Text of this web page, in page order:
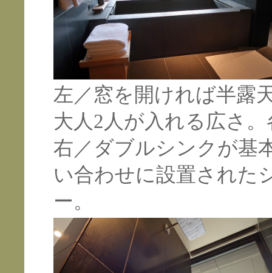
左／窓を開ければ半露
大人2人が入れる広さ
右／ダブルシンクが基
い合わせに設置された
ー。